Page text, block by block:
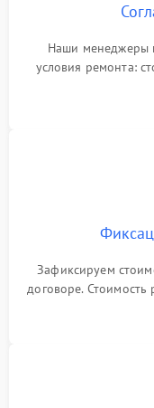
Наши менеджеры
условия ремонта:
Зафиксируем
договоре. Стоимость